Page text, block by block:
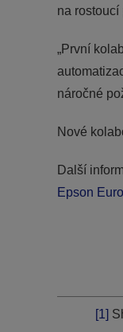
na rostoucí
„První
náročné
Nové
Další
Epson
[1]